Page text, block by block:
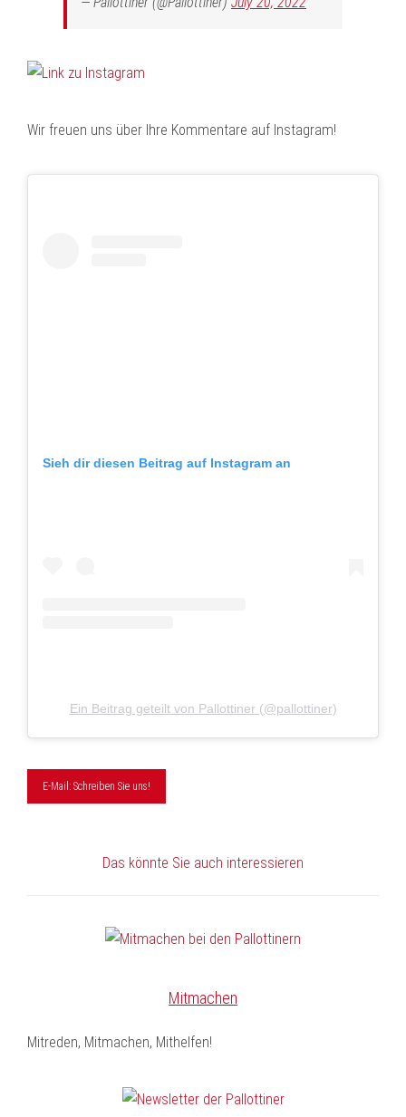
Wir freuen uns über Ihre Kommentare auf Instagram!
Sieh dir diesen Beitrag auf Instagram an
Ein Beitrag geteilt von Pallottiner (@pallottiner)
E-Mail: Schreiben Sie uns!
Das könnte Sie auch interessieren
Mitmachen
Mitreden, Mitmachen, Mithelfen!